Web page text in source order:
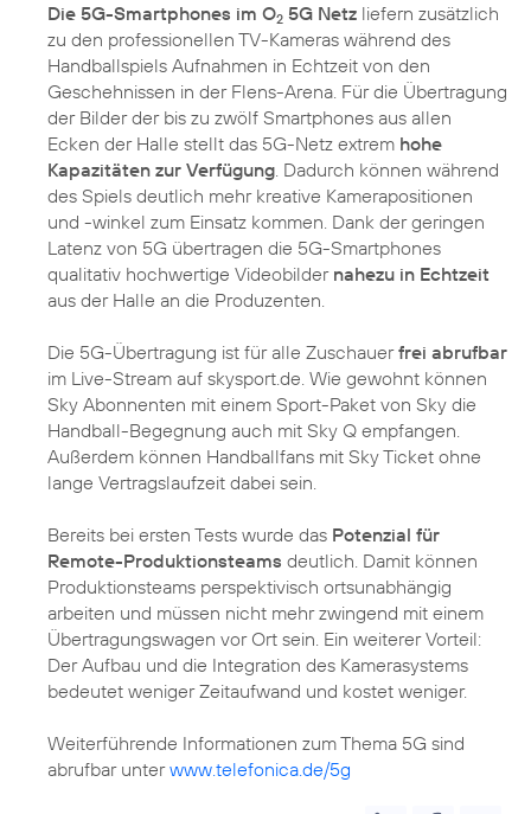
Die 5G-Smartphones im O2 5G Netz liefern zusätzlich
zu den professionellen TV-Kameras während des
Handballspiels Aufnahmen in Echtzeit von den
Geschehnissen in der Flens-Arena. Für die Übertragung
der Bilder der bis zu zwölf Smartphones aus allen
Ecken der Halle stellt das 5G-Netz extrem hohe
Kapazitäten zur Verfügung. Dadurch können während
des Spiels deutlich mehr kreative Kamerapositionen
und -winkel zum Einsatz kommen. Dank der geringen
Latenz von 5G übertragen die 5G-Smartphones
qualitativ hochwertige Videobilder nahezu in Echtzeit
aus der Halle an die Produzenten.
Die 5G-Übertragung ist für alle Zuschauerfrei abrufbar
im Live-Stream auf skysport.de. Wie gewohnt können
Sky Abonnenten mit einem Sport-Paket von Sky die
Handball-Begegnung auch mit Sky Q empfangen.
Außerdem können Handballfans mit Sky Ticket ohne
lange Vertragslaufzeit dabei sein.
Bereits bei ersten Tests wurde das Potenzial für
Remote-Produktionsteams deutlich. Damit können
Produktionsteams perspektivisch ortsunabhängig
arbeiten und müssen nicht mehr zwingend mit einem
Übertragungswagen vor Ort sein. Ein weiterer Vorteil:
Der Aufbau und die Integration des Kamerasystems
bedeutet weniger Zeitaufwand und kostet weniger.
Weiterführende Informationen zum Thema 5G sind
abrufbar unterwww.telefonica.de/5g